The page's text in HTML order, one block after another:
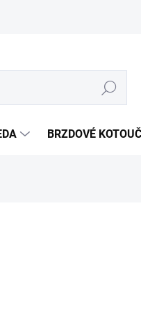
Hledat
BRZDOVÉ